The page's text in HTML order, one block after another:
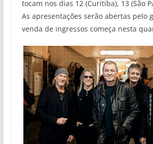
tocam nos dias 12 (Curitiba), 13 (São
As apresentações serão abertas pelo
venda de ingressos começa nesta